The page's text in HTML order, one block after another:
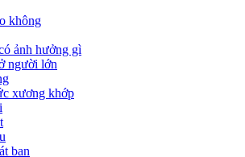
không
ảnh hưởng gì
người lớn
xương khớp
ban